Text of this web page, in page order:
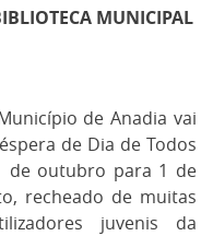
MUNICIPAL
de Anadia vai
de Dia de Todos
de outubro para 1 de
recheado de muitas
juvenis da